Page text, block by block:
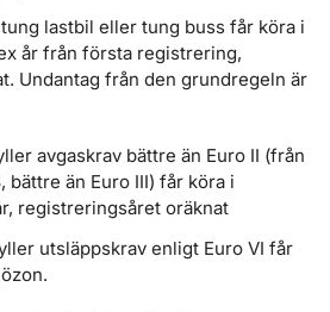
lastbil eller tung buss får köra i
år från första registrering,
Undantag från den grundregeln är
avgaskrav bättre än Euro II (från
bättre än Euro III) får köra i
registreringsåret oräknat
utsläppskrav enligt Euro VI får